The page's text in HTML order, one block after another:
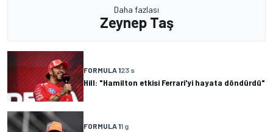
Daha fazlası
Zeynep Taş
FORMULA 123 s
Hill: "Hamilton etkisi Ferrari'yi hayata döndürdü"
FORMULA 11 g